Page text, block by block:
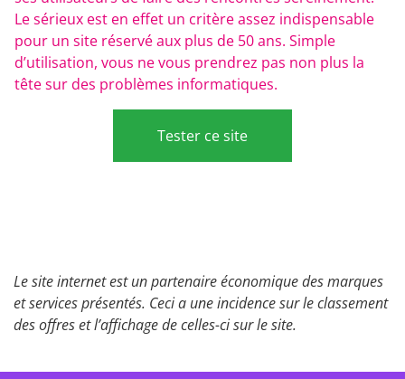
Le sérieux est en effet un critère assez indispensable
pour un site réservé aux plus de 50 ans. Simple
d’utilisation, vous ne vous prendrez pas non plus la
tête sur des problèmes informatiques.
Tester ce site
Le site internet est un partenaire économique des marques
et services présentés. Ceci a une incidence sur le classement
des offres et l’affichage de celles-ci sur le site.